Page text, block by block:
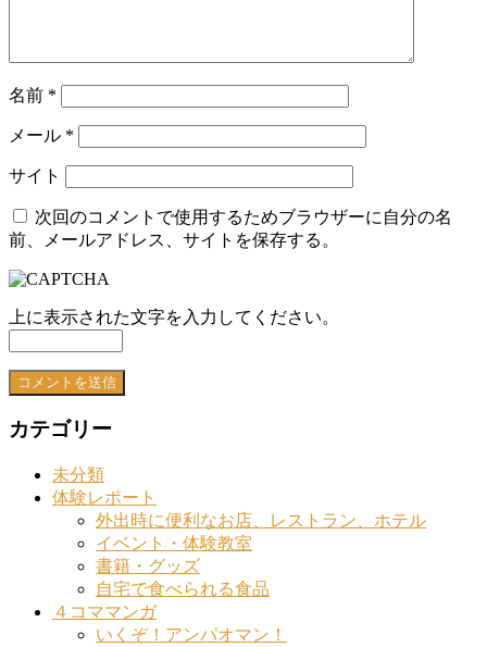
名前 *
メール *
サイト
次回のコメントで使用するためブラウザーに自分の名
前、メールアドレス、サイトを保存する。
上に表示された文字を入力してください。
カテゴリー
未分類
体験レポート
外出時に便利なお店、レストラン、ホテル
イベント・体験教室
書籍・グッズ
自宅で食べられる食品
４コママンガ
いくぞ！アンパオマン！